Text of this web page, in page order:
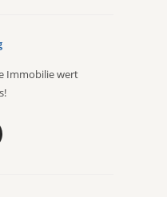
Immobilie wert